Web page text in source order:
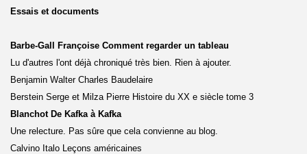
Essais et documents
Barbe-Gall Françoise Comment regarder un tableau
Lu d'autres l'ont déjà chroniqué très bien. Rien à ajouter.
Benjamin Walter Charles Baudelaire
Berstein Serge et Milza Pierre Histoire du XX e siècle tome 3
Blanchot De Kafka à Kafka
Une relecture. Pas sûre que cela convienne au blog.
Calvino Italo Leçons américaines